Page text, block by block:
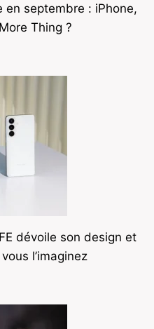
en septembre : iPhone,
Thing ?
dévoile son design et
l’imaginez